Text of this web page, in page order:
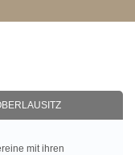
mit ihren